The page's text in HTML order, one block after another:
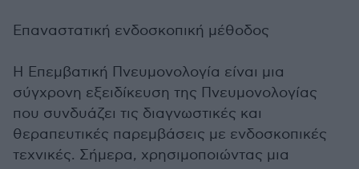
Επαναστατική ενδοσκοπική μέθοδος
Η Επεμβατική Πνευμονολογία είναι μια
σύγχρονη εξειδίκευση της Πνευμονολογίας
που συνδυάζει τις διαγνωστικές και
θεραπευτικές παρεμβάσεις με ενδοσκοπικές
τεχνικές. Σήμερα, χρησιμοποιώντας μια